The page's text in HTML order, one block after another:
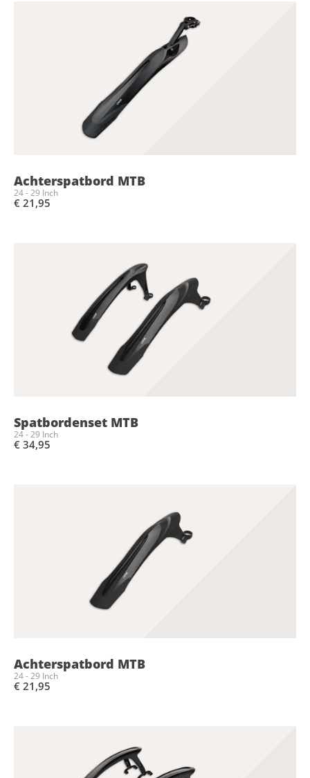
Achterspatbord MTB
24 - 29 Inch
€ 21,95
Spatbordenset MTB
24 - 29 Inch
€ 34,95
Achterspatbord MTB
24 - 29 Inch
€ 21,95